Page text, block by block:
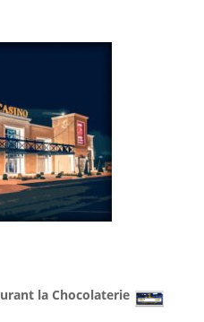
la Chocolaterie